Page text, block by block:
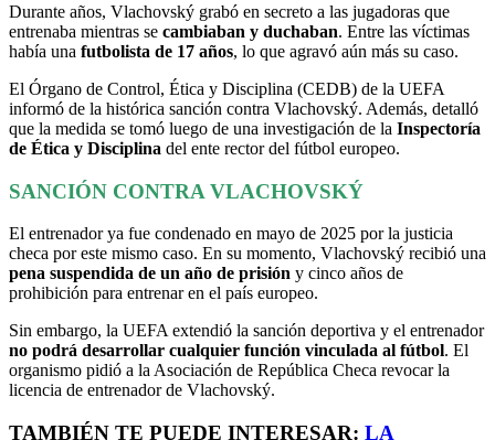
Durante años, Vlachovský grabó en secreto a las jugadoras que
entrenaba mientras se cambiaban y duchaban. Entre las víctimas
había una futbolista de 17 años, lo que agravó aún más su caso.
El Órgano de Control, Ética y Disciplina (CEDB) de la UEFA
informó de la histórica sanción contra Vlachovský. Además, detalló
que la medida se tomó luego de una investigación de la Inspectoría
de Ética y Disciplina del ente rector del fútbol europeo.
SANCIÓN CONTRA VLACHOVSKÝ
El entrenador ya fue condenado en mayo de 2025 por la justicia
checa por este mismo caso. En su momento, Vlachovský recibió una
pena suspendida de un año de prisión y cinco años de
prohibición para entrenar en el país europeo.
Sin embargo, la UEFA extendió la sanción deportiva y el entrenador
no podrá desarrollar cualquier función vinculada al fútbol. El
organismo pidió a la Asociación de República Checa revocar la
licencia de entrenador de Vlachovský.
TAMBIÉN TE PUEDE INTERESAR: LA